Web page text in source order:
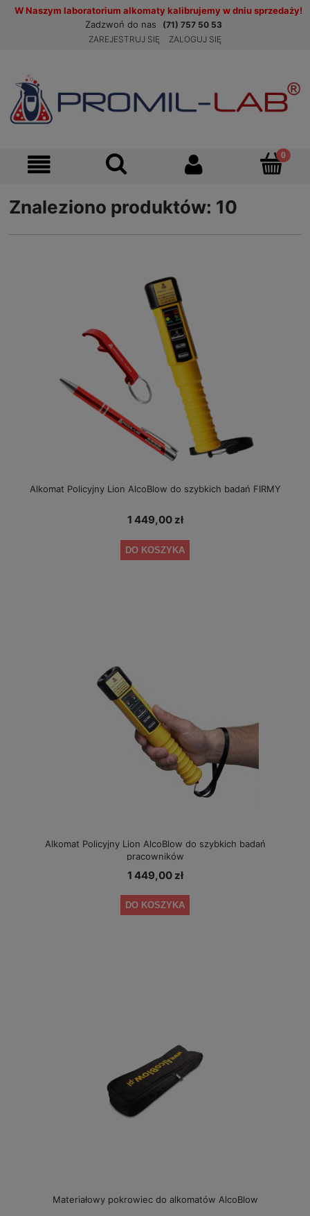
W Naszym laboratorium alkomaty kalibrujemy w dniu sprzedaży!
Zadzwoń do nas
(71) 757 50 53
ZAREJESTRUJ SIĘ
ZALOGUJ SIĘ
Znaleziono produktów: 10
Alkomat Policyjny Lion AlcoBlow do szybkich badań FIRMY
1 449,00 zł
DO KOSZYKA
Alkomat Policyjny Lion AlcoBlow do szybkich badań
pracowników
1 449,00 zł
DO KOSZYKA
Materiałowy pokrowiec do alkomatów AlcoBlow